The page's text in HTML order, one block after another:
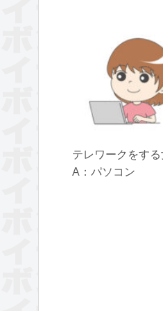
テレワークをする
A：パソコン